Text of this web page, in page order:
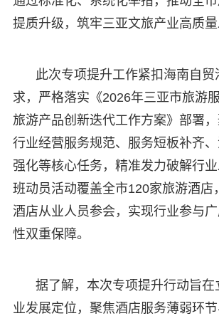
提质升级，筑牢三亚文旅产业高质量
此次专项提升工作紧扣海南自贸
求，严格落实《2026年三亚市旅游
旅游产品创新迭代工作方案》部署
行业经营服务规范、服务短板补齐
强化等核心任务，精准发力破解行
班动员活动覆盖全市120家旅游酒店
酒店从业人员参会，实现行业参与
性双重保障。
据了解，本次专项提升行动旨在
业发展定位，聚焦酒店服务薄弱环